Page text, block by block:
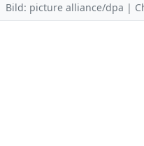
Bild: picture alliance/dpa |